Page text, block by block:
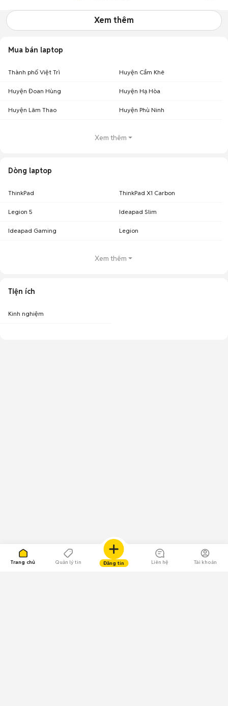
Trang chủ Quản lý tin Đăng tin Liên hệ Tài khoản
Xem thêm
Mua bán laptop
Thành phố Việt Trì Huyện Cẩm Khê
Huyện Đoan Hùng Huyện Hạ Hòa
Huyện Lâm Thao Huyện Phù Ninh
Xem thêm
Dòng laptop
ThinkPad ThinkPad X1 Carbon
Legion 5 Ideapad Slim
Ideapad Gaming Legion
Xem thêm
Tiện ích
Kinh nghiệm